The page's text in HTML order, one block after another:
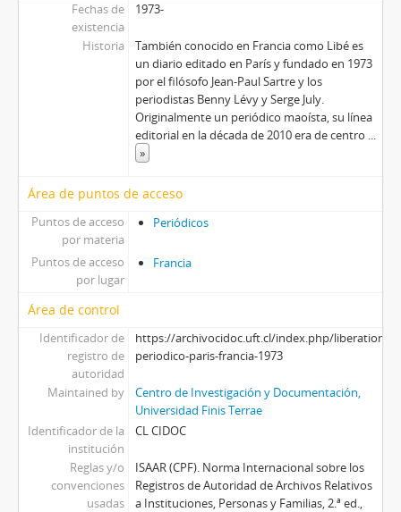
Fechas de
existencia
1973-
Historia
También conocido en Francia como Libé es
un diario editado en París y fundado en 1973
por el filósofo Jean-Paul Sartre y los
periodistas Benny Lévy y Serge July.
Originalmente un periódico maoísta, su línea
editorial en la década de 2010 era de centro ...
»
Área de puntos de acceso
Puntos de acceso
por materia
Periódicos
Puntos de acceso
por lugar
Francia
Área de control
Identificador de
registro de
autoridad
https://archivocidoc.uft.cl/index.php/liberation-
periodico-paris-francia-1973
Maintained by
Centro de Investigación y Documentación,
Universidad Finis Terrae
Identificador de la
institución
CL CIDOC
Reglas y/o
convenciones
usadas
ISAAR (CPF). Norma Internacional sobre los
Registros de Autoridad de Archivos Relativos
a Instituciones, Personas y Familias, 2.ª ed.,